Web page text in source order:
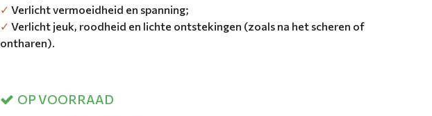
✓ Verlicht vermoeidheid en spanning;
✓ Verlicht jeuk, roodheid en lichte ontstekingen (zoals na het scheren of
ontharen).
OP VOORRAAD